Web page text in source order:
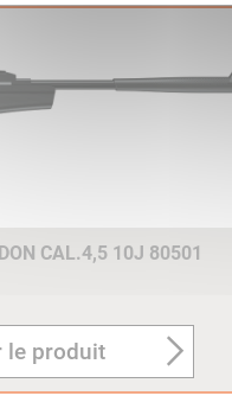
CAL.4,5 10J 80501
le produit